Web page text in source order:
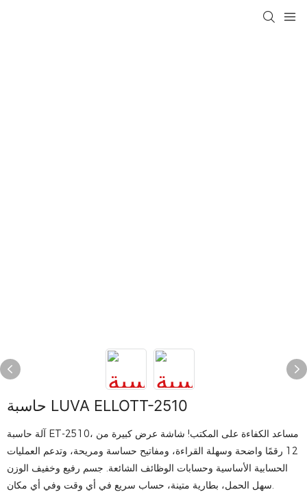
حاسبة LUVA ELLOTT-2510
آلة حاسبة ET-2510، مساعد الكفاءة على المكتب! شاشة عرض كبيرة من
12 رقمًا واضحة وسهلة القراءة، ومفاتيح حساسة ومريحة، وتدعم العمليات
الحسابية الأساسية وحسابات الوظائف الشائعة. جسم رفيع وخفيف الوزن
سهل الحمل، بطارية متينة، حساب سريع في أي وقت وفي أي مكان.